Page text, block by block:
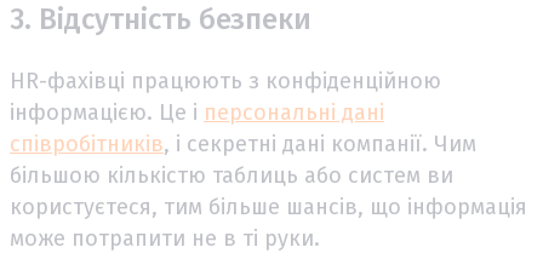
3. Відсутність безпеки
HR-фахівці працюють з конфіденційною
інформацією. Це і персональні дані
співробітників, і секретні дані компанії. Чим
більшою кількістю таблиць або систем ви
користуєтеся, тим більше шансів, що інформація
може потрапити не в ті руки.